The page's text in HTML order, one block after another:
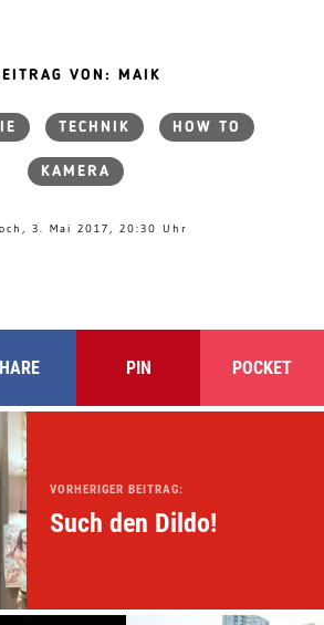
VON: MAIK
TECHNIK HOW TO
KAMERA
3. Mai 2017, 20:30 Uhr
PIN POCKET
VORHERIGER BEITRAG:
Such den Dildo!